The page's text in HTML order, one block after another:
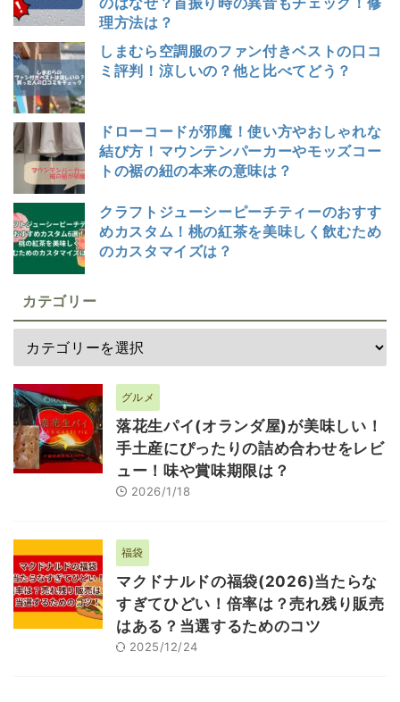
理方法は？
しまむら空調服のファン付きベストの口コ
ミ評判！涼しいの？他と比べてどう？
ドローコードが邪魔！使い方やおしゃれな
結び方！マウンテンパーカーやモッズコー
トの裾の紐の本来の意味は？
クラフトジューシーピーチティーのおすす
めカスタム！桃の紅茶を美味しく飲むため
のカスタマイズは？
カテゴリー
グルメ
落花生パイ(オランダ屋)が美味しい！
手土産にぴったりの詰め合わせをレビ
ュー！味や賞味期限は？
2026/1/18
福袋
マクドナルドの福袋(2026)当たらな
すぎてひどい！倍率は？売れ残り販売
はある？当選するためのコツ
2025/12/24